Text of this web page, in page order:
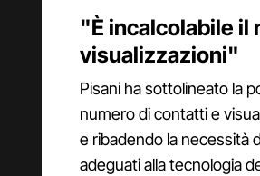
"È incalcolabile il
visualizzazioni"
Pisani ha sottolineato la
numero di contatti e
e ribadendo la necessità
adeguati alla tecnologia